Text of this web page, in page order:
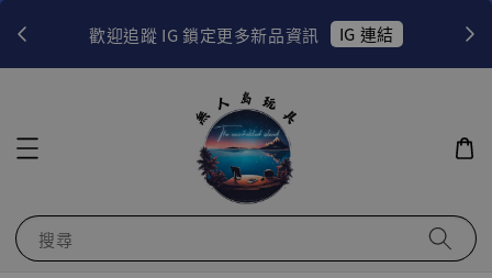
歡迎追蹤 IG 鎖定更多新品資訊 IG 連結
搜尋